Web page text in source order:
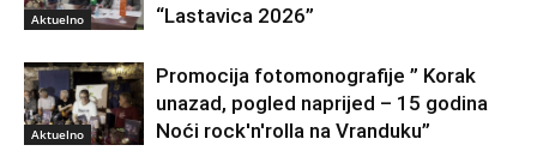
Aktuelno
“Lastavica 2026”
Aktuelno
Promocija fotomonografije ” Korak
unazad, pogled naprijed – 15 godina
Noći rock'n'rolla na Vranduku”